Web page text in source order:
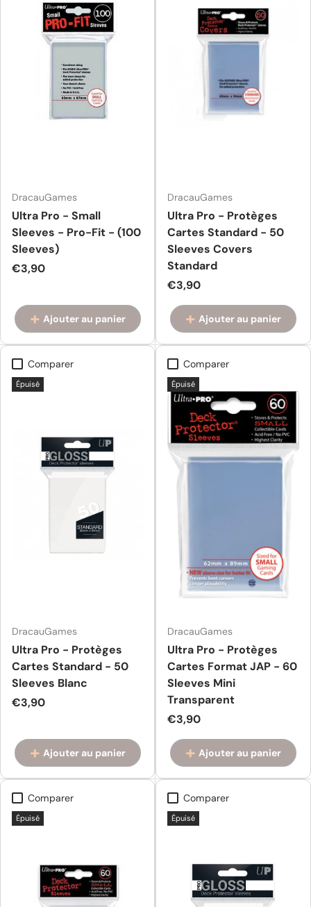
DracauGames
Ultra Pro - Small
Sleeves - Pro-Fit - (100
Sleeves)
Prix habituel
€3,90
Ajouter au panier
DracauGames
Ultra Pro - Protèges
Cartes Standard - 50
Sleeves Covers
Standard
Prix habituel
€3,90
Ajouter au panier
Comparer
Épuisé
DracauGames
Ultra Pro - Protèges
Cartes Standard - 50
Sleeves Blanc
Prix habituel
€3,90
Ajouter au panier
Comparer
Épuisé
DracauGames
Ultra Pro - Protèges
Cartes Format JAP - 60
Sleeves Mini
Transparent
Prix habituel
€3,90
Ajouter au panier
Comparer
Épuisé
Comparer
Épuisé